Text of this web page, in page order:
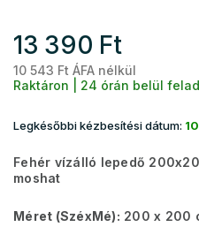
13 390 Ft
10 543 Ft ÁFA nélkül
Raktáron | 24 órán belül
Legkésőbbi kézbesítési dátum:
Fehér vízálló lepedő
moshat
Méret (SzéxMé): 200 x 200